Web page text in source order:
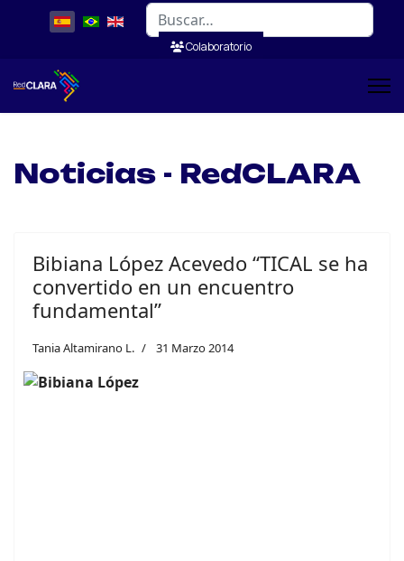
Buscar
Colaboratorio
Noticias - RedCLARA
Bibiana López Acevedo “TICAL se ha
convertido en un encuentro
fundamental”
Tania Altamirano L. 31 Marzo 2014